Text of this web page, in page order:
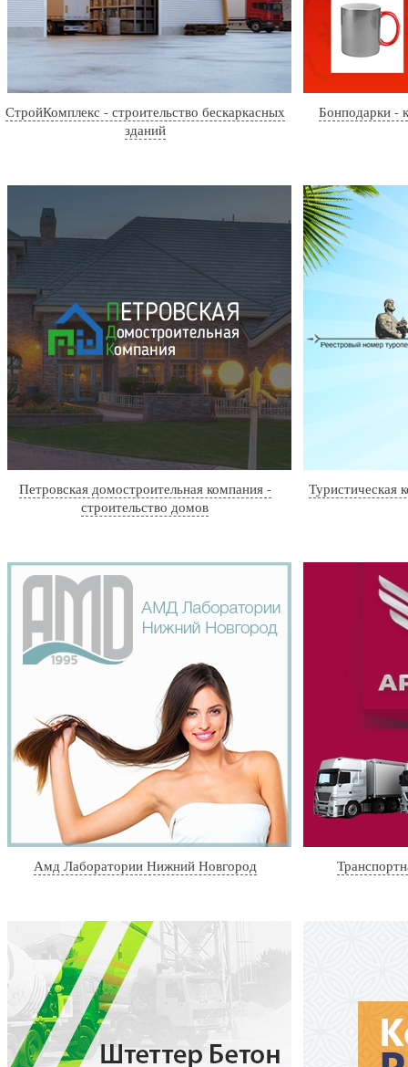
СтройКомплекс - строительство бескаркасных
зданий
Бонподарки -
Петровская домостроительная компания -
строительство домов
Туристическая
Амд Лаборатории Нижний Новгород